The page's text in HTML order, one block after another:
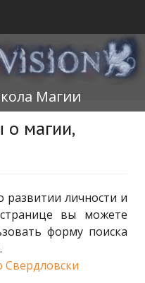
Магии
о магии,
личности и
вы можете
форму поиска
Свердловски